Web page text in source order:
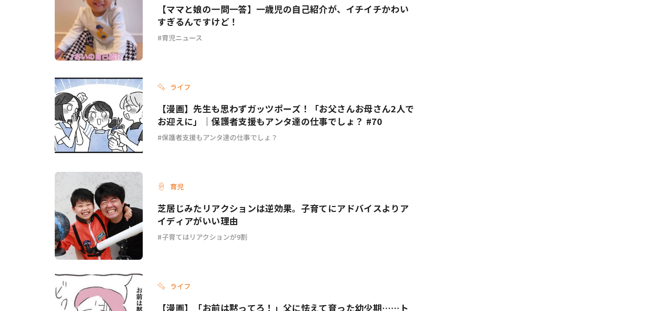
【ママと娘の一問一答】一歳児の自己紹介が、イチイチかわい
すぎるんですけど！
育児ニュース
ライフ
【漫画】先生も思わずガッツポーズ！「お父さんお母さん2人で
お迎えに」｜保護者支援もアンタ達の仕事でしょ？ #70
保護者支援もアンタ達の仕事でしょ？
育児
芝居じみたリアクションは逆効果。子育てにアドバイスよりア
イディアがいい理由
子育てはリアクションが9割
ライフ
【漫画】「お前は黙ってろ！」父に怯えて育った幼少期……ト